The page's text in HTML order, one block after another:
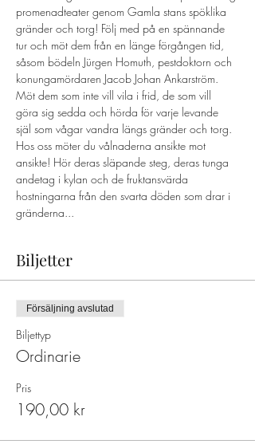
promenadteater genom Gamla stans spöklika
gränder och torg! Följ med på en spännande
tur och möt dem från en länge förgången tid,
såsom bödeln Jürgen Homuth, pestdoktorn och
konungamördaren Jacob Johan Ankarström.
Möt dem som inte vill vila i frid, de som vill
göra sig sedda och hörda för varje levande
själ som vågar vandra längs gränder och torg.
Hos oss möter du vålnaderna ansikte mot
ansikte! Hör deras släpande steg, deras tunga
andetag i kylan och de fruktansvärda
hostningarna från den svarta döden som drar i
gränderna...
Biljetter
Försäljning avslutad
Biljettyp
Ordinarie
Pris
190,00 kr